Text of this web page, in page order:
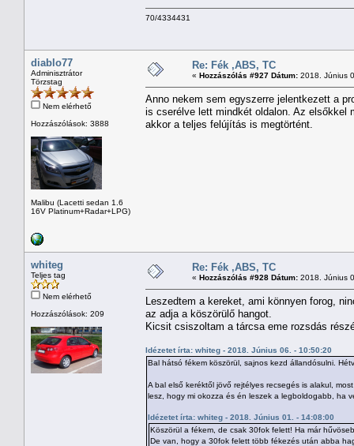
70/4334431
diablo77
Adminisztrátor
Törzstag
Nem elérhető
Hozzászólások: 3888
Malibu (Lacetti sedan 1.6
16V Platinum+Radar+LPG)
Re: Fék ,ABS, TC
« Hozzászólás #927 Dátum: 2018. Június
Anno nekem sem egyszerre jelentkezett a
is cserélve lett mindkét oldalon. Az elsőkkel
akkor a teljes felújítás is megtörtént.
whiteg
Teljes tag
Nem elérhető
Hozzászólások: 209
Re: Fék ,ABS, TC
« Hozzászólás #928 Dátum: 2018. Június
Leszedtem a kereket, ami könnyen forog,
az adja a köszörülő hangot.
Kicsit csiszoltam a tárcsa eme rozsdás
Idézetet írta: whiteg - 2018. Június 06. - 10:50:20
Bal hátsó fékem köszörül, sajnos kezd állandósulni.
A bal első keréktől jövő rejtélyes recsegés is alakul,
lesz, hogy mi okozza és én leszek a legboldogabb, ha
Idézetet írta: whiteg - 2018. Június 01. - 14:08:00
Köszörül a fékem, de csak 30fok felett! Ha már
De van, hogy a 30fok felett több fékezés után abba